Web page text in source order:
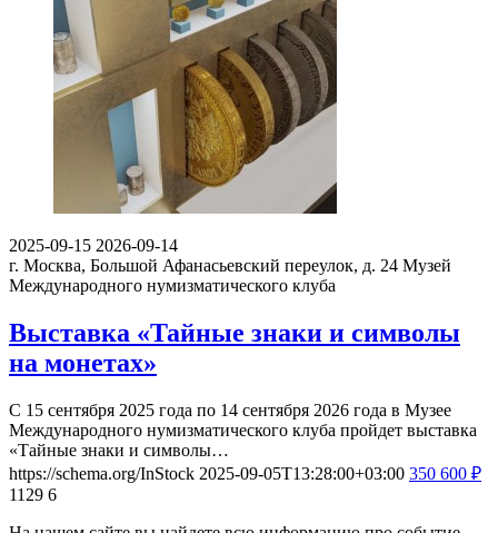
2025-09-15 2026-09-14
г. Москва, Большой Афанасьевский переулок, д. 24 Музей
Международного нумизматического клуба
Выставка «Тайные знаки и символы
на монетах»
С 15 сентября 2025 года по 14 сентября 2026 года в Музее
Международного нумизматического клуба пройдет выставка
«Тайные знаки и символы…
https://schema.org/InStock 2025-09-05T13:28:00+03:00 350 600 ₽
1129 6